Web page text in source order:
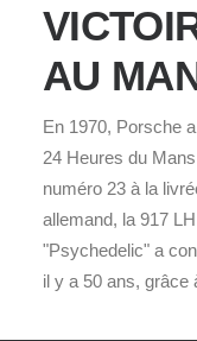
AU
En 1970, Porsche
24 Heures du
numéro 23 à la
allemand, la 917
"Psychedelic" a
il y a 50 ans,